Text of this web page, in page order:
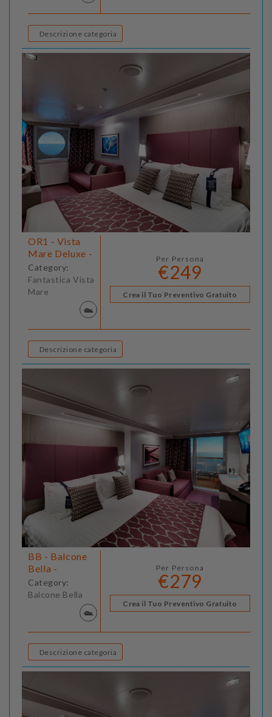
Descrizione categoria
OR1 - Vista
Mare Deluxe -
Category:
Fantastica Vista
Mare
Per Persona
€249
Crea il Tuo Preventivo Gratuito
Descrizione categoria
BB - Balcone
Bella -
Category:
Balcone Bella
Per Persona
€279
Crea il Tuo Preventivo Gratuito
Descrizione categoria